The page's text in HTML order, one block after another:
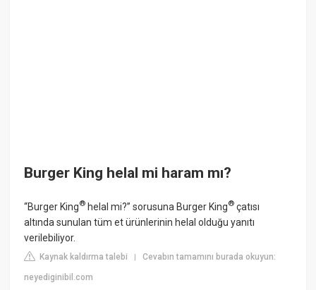
Burger King helal mi haram mı?
“Burger King® helal mi?” sorusuna Burger King® çatısı
altında sunulan tüm et ürünlerinin helal olduğu yanıtı
verilebiliyor.
Kaynak kaldırma talebi |Cevabın tamamını burada okuyun:
neyediginibil.com